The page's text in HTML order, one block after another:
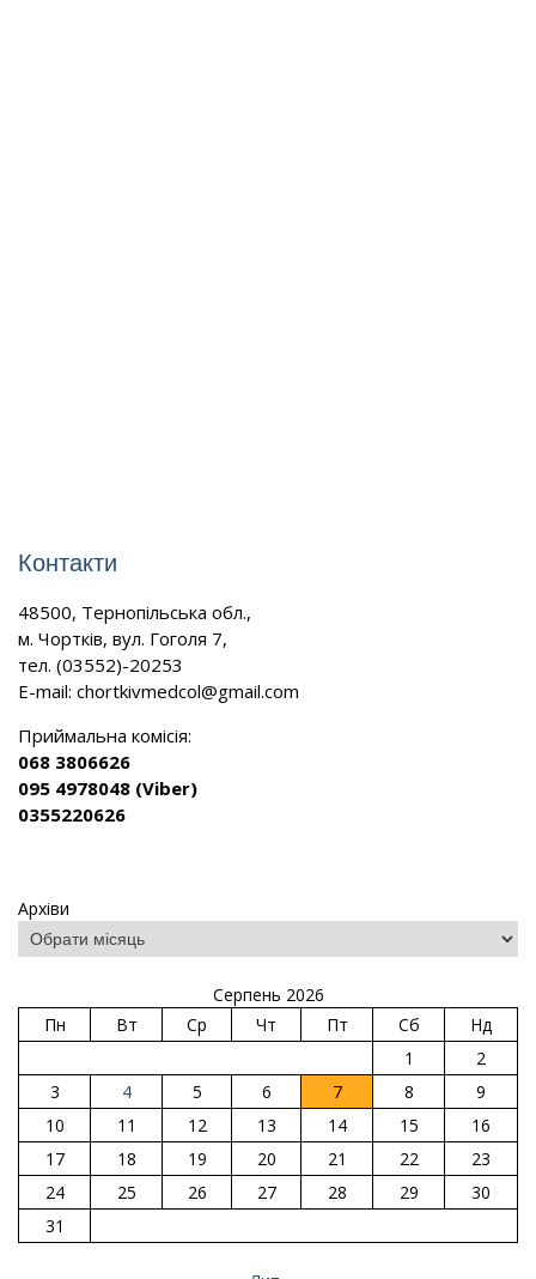
Контакти
48500, Тернопільська обл.,
м. Чортків, вул. Гоголя 7,
тел. (03552)-20253
E-mail: chortkivmedcol@gmail.com
Приймальна комісія:
068 3806626
095 4978048 (Viber)
0355220626
Архіви
Серпень 2026
Пн
Вт Ср Чт Пт Сб
Нд
1
2
3
4 5 6 7 8
9
10
11 12 13 14 15
16
17
18 19 20 21 22
23
24
25 26 27 28 29
30
31